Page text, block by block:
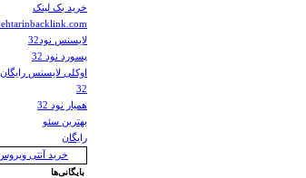
خرید بک لینک
لایسنس نود32
پسورد نود 32
اوکلی لایسنس رایگان
32
همیار نود 32
بهترین سئو
رایگان
خرید آنتی
بایگانی‌ها